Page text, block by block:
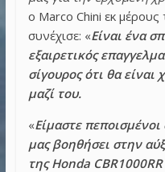
ο Marco Chini εκ μέρους
συνέχισε: «Είναι ένα
εξαιρετικός
σίγουρος ότι θα
μαζί του.
«Είμαστε πεποισμένοι
μας βοηθήσει στην
της Honda